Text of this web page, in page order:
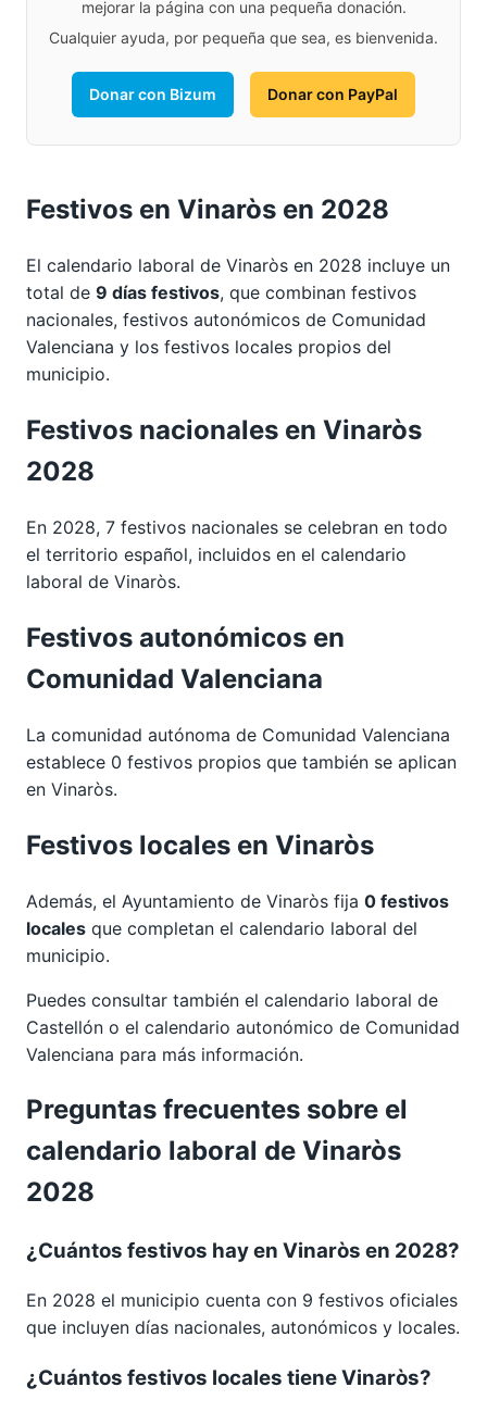
mejorar la página con una pequeña donación.
Cualquier ayuda, por pequeña que sea, es bienvenida.
Donar con Bizum Donar con PayPal
Festivos en Vinaròs en 2028
El calendario laboral de Vinaròs en 2028 incluye un
total de 9 días festivos, que combinan festivos
nacionales, festivos autonómicos de Comunidad
Valenciana y los festivos locales propios del
municipio.
Festivos nacionales en Vinaròs
2028
En 2028, 7 festivos nacionales se celebran en todo
el territorio español, incluidos en el calendario
laboral de Vinaròs.
Festivos autonómicos en
Comunidad Valenciana
La comunidad autónoma de Comunidad Valenciana
establece 0 festivos propios que también se aplican
en Vinaròs.
Festivos locales en Vinaròs
Además, el Ayuntamiento de Vinaròs fija 0 festivos
locales que completan el calendario laboral del
municipio.
Puedes consultar también el calendario laboral de
Castellón o el calendario autonómico de Comunidad
Valenciana para más información.
Preguntas frecuentes sobre el
calendario laboral de Vinaròs
2028
¿Cuántos festivos hay en Vinaròs en 2028?
En 2028 el municipio cuenta con 9 festivos oficiales
que incluyen días nacionales, autonómicos y locales.
¿Cuántos festivos locales tiene Vinaròs?